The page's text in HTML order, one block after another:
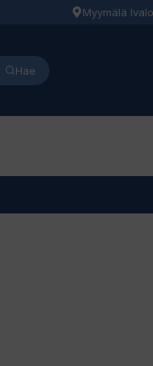
Myymälä
Hae